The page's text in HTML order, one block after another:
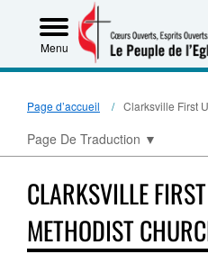
Menu
Page d’accueil Clarksville First
Page De Traduction ▼
CLARKSVILLE
METHODIST